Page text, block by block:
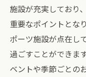
施設が充実しており
重要なポイントとな
ポーツ施設が点在し
過ごすことができま
ベントや季節ごとの